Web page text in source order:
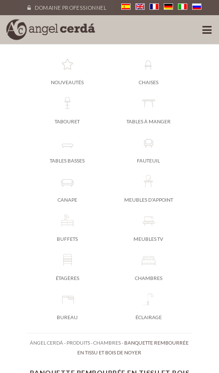
DOMAINE PROFESSIONNEL
NOUVEAUTÉS CHAISES
TABOURET TABLES À MANGER
TABLES BASSES FAUTEUIL
CANAPE MEUBLES D'APPOINT
BUFFETS MEUBLES TV
ÉTAGÈRES CHAMBRES
BUREAU ÉCLAIRAGE
ÁNGEL CERDÁ - PRODUITS-CHAMBRES- BANQUETTE REMBOURRÉE
EN TISSU ET BOIS DE NOYER